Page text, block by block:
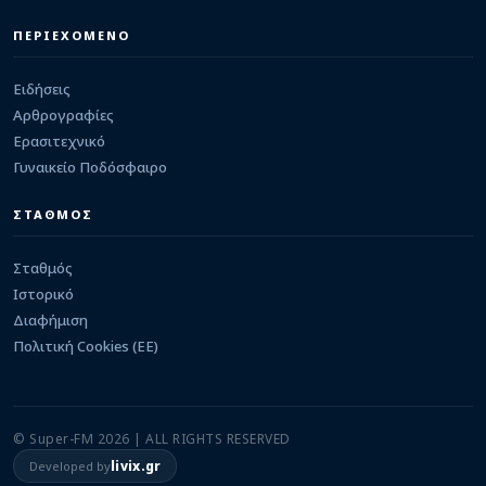
ΠΕΡΙΕΧΟΜΕΝΟ
Ειδήσεις
Αρθρογραφίες
Ερασιτεχνικό
Γυναικείο Ποδόσφαιρο
ΣΤΑΘΜΟΣ
Σταθμός
Ιστορικό
Διαφήμιση
Πολιτική Cookies (ΕΕ)
© Super-FM 2026 | ALL RIGHTS RESERVED
Developed bylivix.gr